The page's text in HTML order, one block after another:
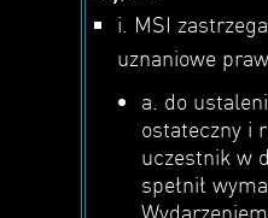
i. MSI
uznaniowe
a. do
ostateczny i
uczestnik w
spełnił